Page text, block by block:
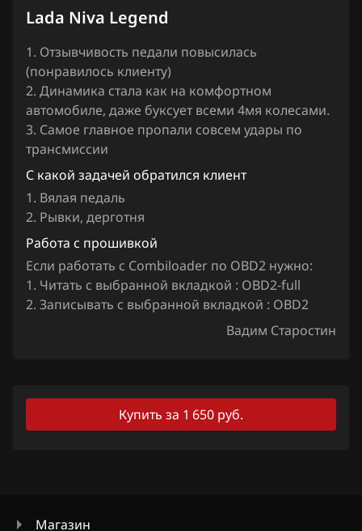
Hummer
Infiniti
Iran Khodro
Isuzu
Iveco
JAC
Jaecoo
Jaguar
Jeep
Kia
King Long
Lada Niva Legend
1. Отзывчивость педали повысилась
(понравилось клиенту)
2. Динамика стала как на комфортном
автомобиле, даже буксует всеми 4мя колесами.
3. Самое главное пропали совсем удары по
трансмиссии
С какой задачей обратился клиент
1. Вялая педаль
2. Рывки, дерготня
Работа с прошивкой
Если работать с Combiloader по OBD2 нужно:
1. Читать с выбранной вкладкой : OBD2-full
2. Записывать с выбранной вкладкой : OBD2
Вадим Старостин
Купить за 1 650 руб.
Магазин